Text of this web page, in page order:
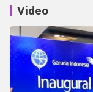
Video